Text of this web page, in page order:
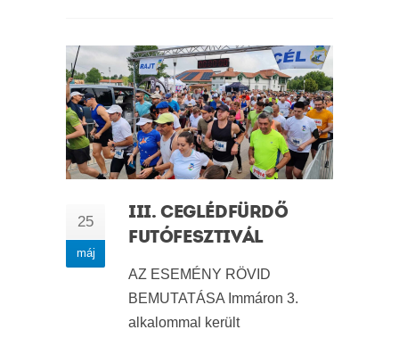
25
máj
III. CEGLÉDFÜRDŐ
FUTÓFESZTIVÁL
AZ ESEMÉNY RÖVID
BEMUTATÁSA Immáron 3.
alkalommal került